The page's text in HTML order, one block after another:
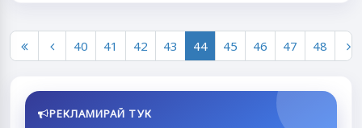
40 41 42 43 44 45 46 47 48
РЕКЛАМИРАЙ ТУК